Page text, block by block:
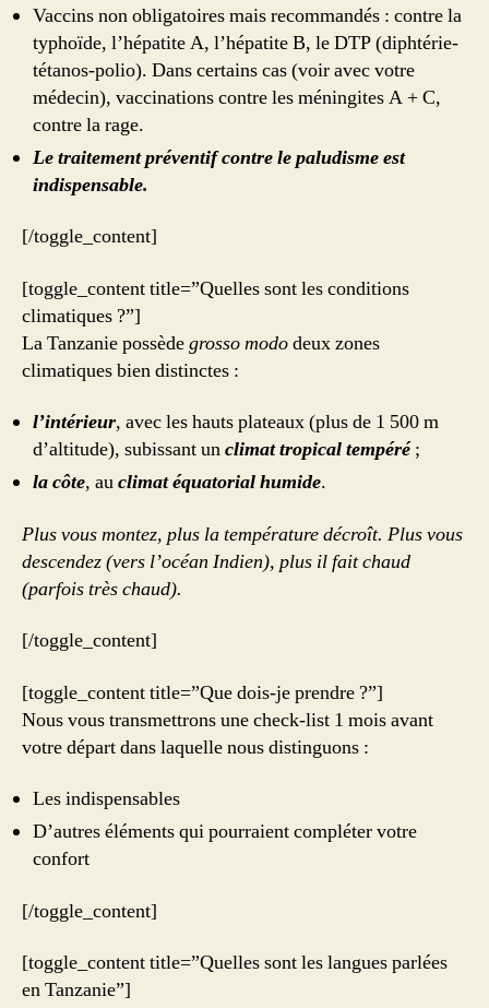
Vaccins non obligatoires mais recommandés : contre la
typhoïde, l’hépatite A, l’hépatite B, le DTP (diphtérie-
tétanos-polio). Dans certains cas (voir avec votre
médecin), vaccinations contre les méningites A + C,
contre la rage.
Le traitement préventif contre le paludisme est
indispensable.
[/toggle_content]
[toggle_content title=”Quelles sont les conditions
climatiques ?”]
La Tanzanie possèdegrosso mododeux zones
climatiques bien distinctes :
l’intérieur, avec les hauts plateaux (plus de 1 500 m
d’altitude), subissant unclimat tropical tempéré;
la côte, auclimat équatorial humide.
Plus vous montez, plus la température décroît. Plus vous
descendez (vers l’océan Indien), plus il fait chaud
(parfois très chaud).
[/toggle_content]
[toggle_content title=”Que dois-je prendre ?”]
Nous vous transmettrons une check-list 1 mois avant
votre départ dans laquelle nous distinguons :
Les indispensables
D’autres éléments qui pourraient compléter votre
confort
[/toggle_content]
[toggle_content title=”Quelles sont les langues parlées
en Tanzanie”]